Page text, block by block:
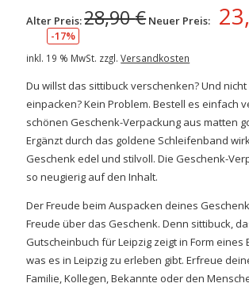
Alter Preis:28,90€ Neuer Preis:
-17%
inkl. 19 % MwSt. zzgl.Versandkosten
Du willst das sittibuck verschenken? Und
einpacken? Kein Problem. Bestell es einfach
schönen Geschenk-Verpackung aus matten
Ergänzt durch das goldene Schleifenband
Geschenk edel und stilvoll. Die Geschenk-
so neugierig auf den Inhalt.
Der Freude beim Auspacken deines
Freude über das Geschenk. Denn sittibuck,
Gutscheinbuch für Leipzig zeigt in Form
was es in Leipzig zu erleben gibt. Erfreue
Familie, Kollegen, Bekannte oder den